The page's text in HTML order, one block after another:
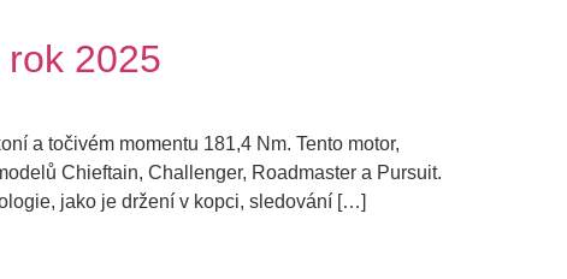
2025
a točivém momentu 181,4 Nm. Tento motor,
Chieftain, Challenger, Roadmaster a Pursuit.
jako je držení v kopci, sledování […]